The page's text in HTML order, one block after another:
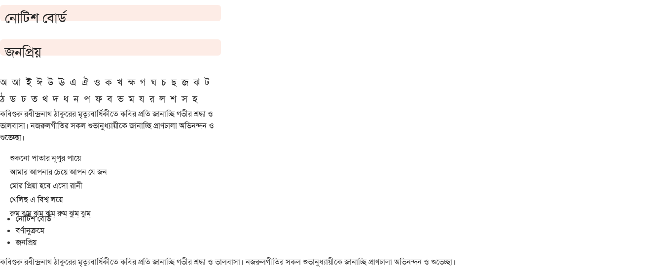
নোটিশ বোর্ড
জনপ্রিয়
অ আ ই ঈ উ ঊ এ ঐ ও ক খ ক্ষ গ ঘ চ ছ জ ঝ ট
ঠ ড ঢ ত থ দ ধ ন প ফ ব ভ ম য র ল শ স হ
কবিগুরু রবীন্দ্রনাথ ঠাকুরের মৃত্যুবার্ষিকীতে কবির প্রতি জানাচ্ছি গভীর শ্রদ্ধা ও
ভালবাসা। নজরুলগীতির সকল শুভানুধ্যায়ীকে জানাচ্ছি প্রাণঢালা অভিনন্দন ও
শুভেচ্ছা।
শুকনো পাতার নূপুর পায়ে
আমার আপনার চেয়ে আপন যে জন
মোর প্রিয়া হবে এসো রানী
খেলিছ এ বিশ্ব লয়ে
রুম্ ঝুম্ ঝুম্ ঝুম্ রুম্ ঝুম্ ঝুম্
নোটিশ বোর্ড
বর্ণানুক্রমে
জনপ্রিয়
কবিগুরু রবীন্দ্রনাথ ঠাকুরের মৃত্যুবার্ষিকীতে কবির প্রতি জানাচ্ছি গভীর শ্রদ্ধা ও ভালবাসা। নজরুলগীতির সকল শুভানুধ্যায়ীকে জানাচ্ছি প্রাণঢালা অভিনন্দন ও শুভেচ্ছা।